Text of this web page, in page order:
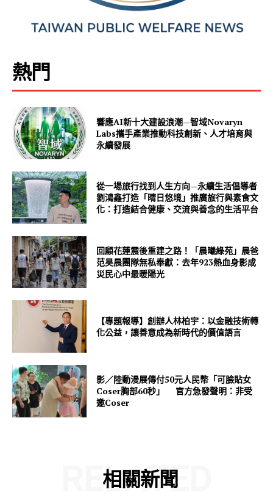
熱門
響應AI新十大建設浪潮—智域Novaryn
Labs攜手產業推動科技創新、人才培育與
永續發展
從一場旅行找到人生方向—永續生活倡導者
劉鴻鑫打造「晴日悠境」推廣旅行與素食文
化：打造結合健康、交流與善念的生活平台
回顧花蓮震後重建之路！「晨曦綠苑」晨爸
范昊晨團隊無私奉獻：去年923熱血身影成
災民心中最暖陽光
【專題報導】創辦人林柏宇：以金融技術轉
化公益，讓善意成為新時代的價值語言
影／陸動漫展傳付50元人民幣「可臉貼女
Coser胸部60秒」 官方急發聲明：非受
邀Coser
相關新聞
RELATED